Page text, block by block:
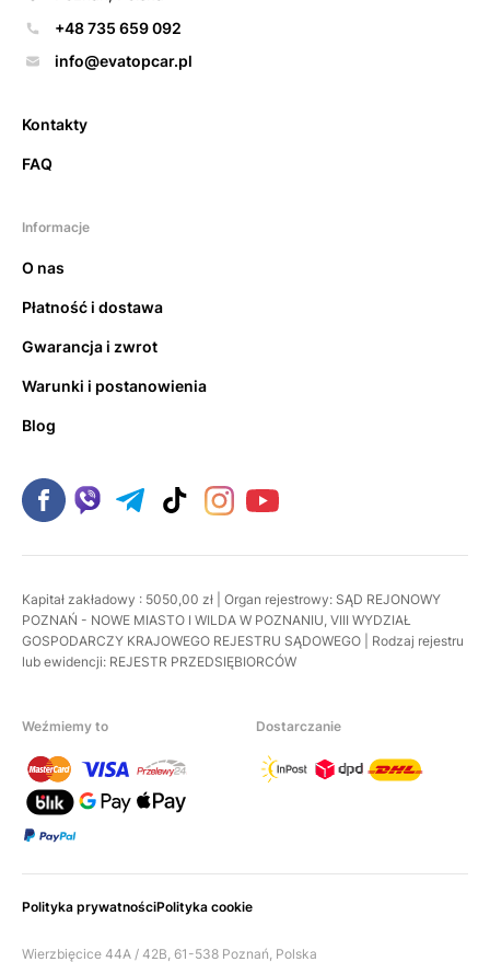
+48 735 659 092
info@evatopcar.pl
Kontakty
FAQ
Informacje
O nas
Płatność i dostawa
Gwarancja i zwrot
Warunki i postanowienia
Blog
Kapitał zakładowy : 5050,00 zł | Organ rejestrowy: SĄD REJONOWY
POZNAŃ - NOWE MIASTO I WILDA W POZNANIU, VIII WYDZIAŁ
GOSPODARCZY KRAJOWEGO REJESTRU SĄDOWEGO | Rodzaj rejestru
lub ewidencji: REJESTR PRZEDSIĘBIORCÓW
Weźmiemy to Dostarczanie
Polityka prywatnościPolityka cookie
Wierzbięcice 44A / 42B, 61-538 Poznań, Polska